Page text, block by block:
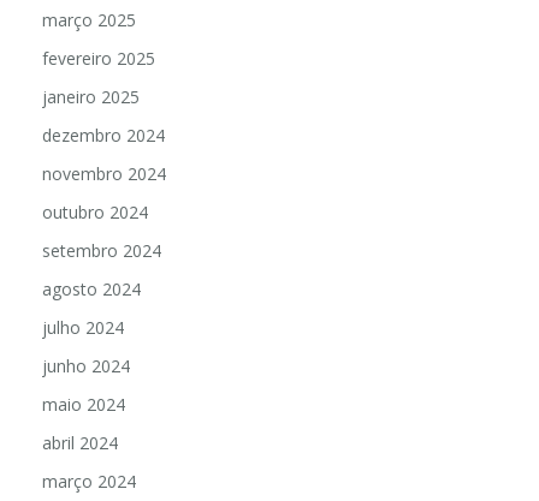
março 2025
fevereiro 2025
janeiro 2025
dezembro 2024
novembro 2024
outubro 2024
setembro 2024
agosto 2024
julho 2024
junho 2024
maio 2024
abril 2024
março 2024